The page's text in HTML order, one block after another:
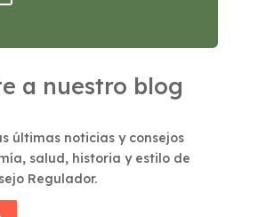
a nuestro blog
últimas noticias y consejos
salud, historia y estilo de
Regulador.